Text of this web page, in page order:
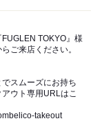
TOKYO』様
ご来店ください。
スムーズにお持ち
ウト専用URLはこ
takeout